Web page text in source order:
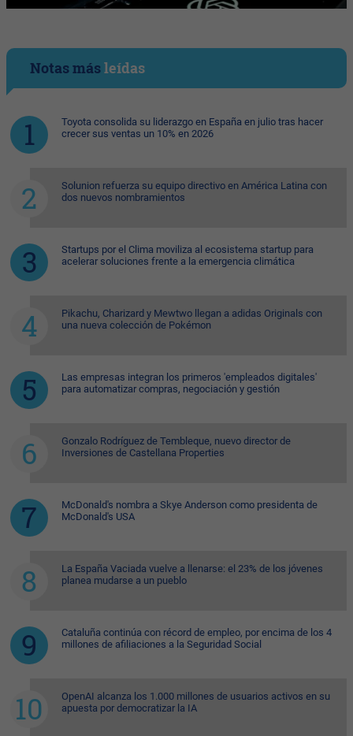
Notas másleídas
Toyota consolida su liderazgo en España en julio tras hacer
crecer sus ventas un 10% en 2026
Solunion refuerza su equipo directivo en América Latina con
dos nuevos nombramientos
Startups por el Clima moviliza al ecosistema startup para
acelerar soluciones frente a la emergencia climática
Pikachu, Charizard y Mewtwo llegan a adidas Originals con
una nueva colección de Pokémon
Las empresas integran los primeros 'empleados digitales'
para automatizar compras, negociación y gestión
Gonzalo Rodríguez de Tembleque, nuevo director de
Inversiones de Castellana Properties
McDonald's nombra a Skye Anderson como presidenta de
McDonald's USA
La España Vaciada vuelve a llenarse: el 23% de los jóvenes
planea mudarse a un pueblo
Cataluña continúa con récord de empleo, por encima de los 4
millones de afiliaciones a la Seguridad Social
OpenAI alcanza los 1.000 millones de usuarios activos en su
apuesta por democratizar la IA